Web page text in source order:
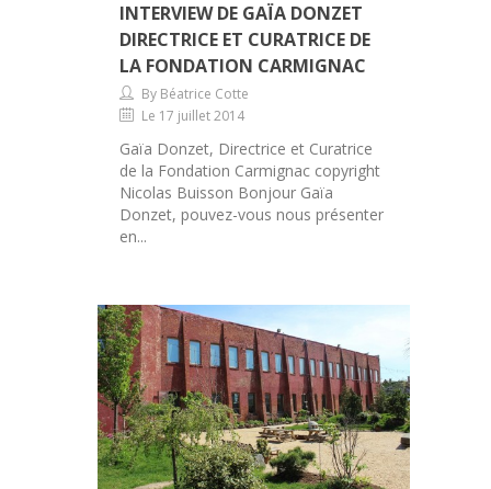
INTERVIEW DE GAÏA DONZET
DIRECTRICE ET CURATRICE DE
LA FONDATION CARMIGNAC
By Béatrice Cotte
Le 17 juillet 2014
Gaïa Donzet, Directrice et Curatrice
de la Fondation Carmignac copyright
Nicolas Buisson Bonjour Gaïa
Donzet, pouvez-vous nous présenter
en...